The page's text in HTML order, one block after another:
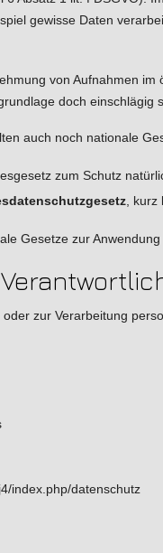
gewisse Daten
von Aufnahmen
doch
auch noch nationale
zum Schutz
, kurz
Gesetze zur
zur Verarbeitung
index.php/datenschutz